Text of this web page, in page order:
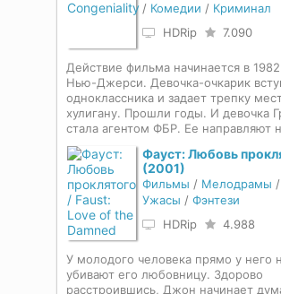
/ Комедии / Криминал
HDRip
7.090
Действие фильма начинается в
Нью-Джерси. Девочка-очкарик
одноклассника и задает трепку
хулигану. Прошли годы. И девочка
стала агентом ФБР. Ее направляют
Фауст: Любовь
(2001)
Фильмы / Мелодрамы /
Ужасы / Фэнтези
HDRip
4.988
У молодого человека прямо у него
убивают его любовницу. Здорово
расстроившись, Джон начинает